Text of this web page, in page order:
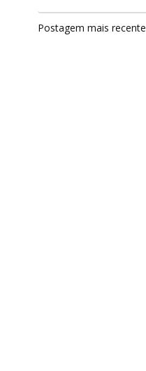
Postagem mais recente